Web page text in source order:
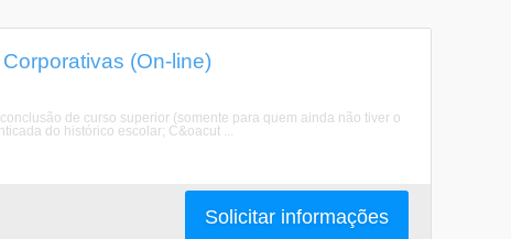
(On-line)
de curso superior (somente para quem ainda não tiver o
do histórico escolar; C&oacut ...
Solicitar informações